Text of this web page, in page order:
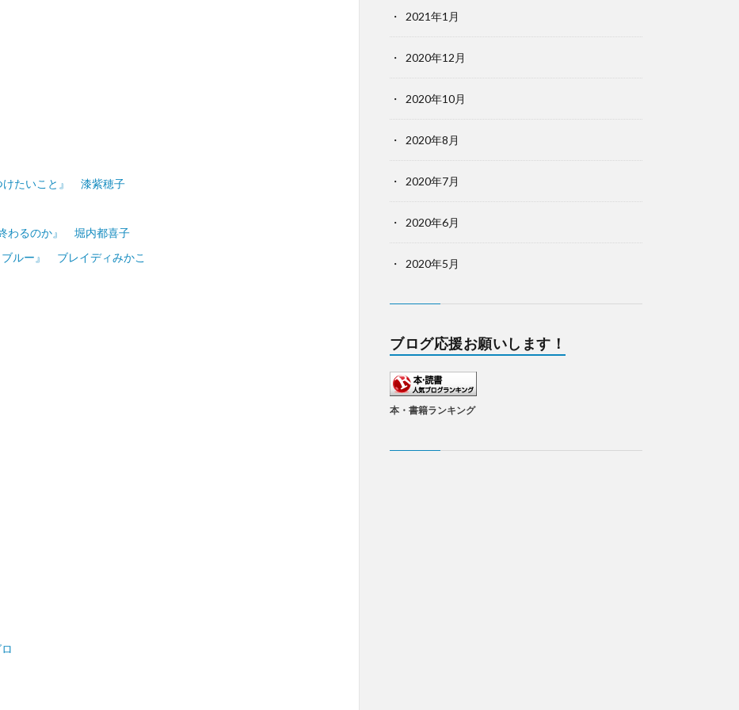
けたいこと』 漆紫穂子
わるのか』 堀内都喜子
ブルー』 ブレイディみかこ
2021年1月
2020年12月
2020年10月
2020年8月
2020年7月
2020年6月
2020年5月
ブログ応援お願いします！
本・書籍ランキング